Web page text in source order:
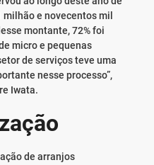
e novecentos mil
montante, 72% foi
micro e pequenas
de serviços teve uma
nesse processo”,
Iwata.
de arranjos